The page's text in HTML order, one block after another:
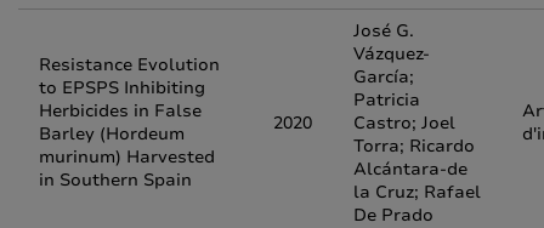
Resistance Evolution
to EPSPS Inhibiting
Herbicides in False
Barley (Hordeum
murinum) Harvested
in Southern Spain
2020
José G.
Vázquez-
García;
Patricia
Castro; Joel
Torra; Ricardo
Alcántara-de
la Cruz; Rafael
De Prado